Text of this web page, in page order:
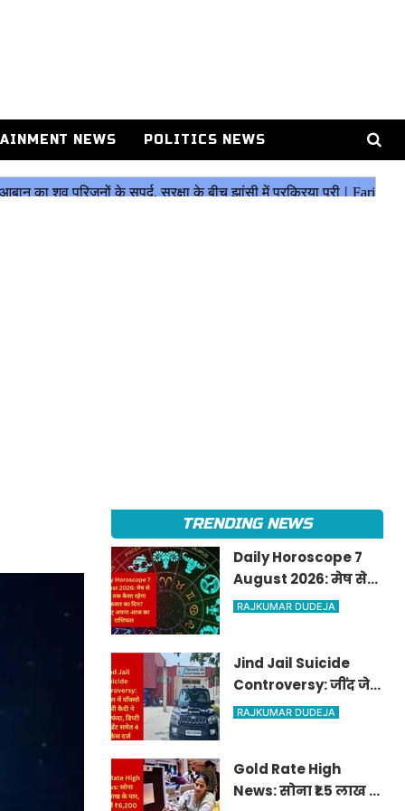
NEWS POLITICS NEWS
TRENDING NEWS
Daily Horoscope 7
August 2026: मेष से
मीन तक कैसा रहेगा
RAJKUMAR DUDEJA
Jind Jail Suicide
Controversy: जींद जेल
में पॉक्सो आरोपी कैदी ने
केस दर्ज
RAJKUMAR DUDEJA
Gold Rate High
News: सोना ₹1.5 लाख के